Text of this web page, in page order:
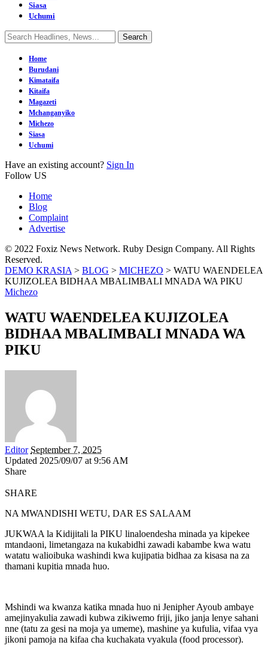
Siasa
Uchumi
Home
Burudani
Kimataifa
Kitaifa
Magazeti
Mchanganyiko
Michezo
Siasa
Uchumi
Have an existing account? Sign In
Follow US
Home
Blog
Complaint
Advertise
© 2022 Foxiz News Network. Ruby Design Company. All Rights
Reserved.
DEMO KRASIA > BLOG > MICHEZO > WATU WAENDELEA
KUJIZOLEA BIDHAA MBALIMBALI MNADA WA PIKU
Michezo
WATU WAENDELEA KUJIZOLEA
BIDHAA MBALIMBALI MNADA WA
PIKU
Editor September 7, 2025
Updated 2025/09/07 at 9:56 AM
Share
SHARE
NA MWANDISHI WETU, DAR ES SALAAM
JUKWAA la Kidijitali la PIKU linaloendesha minada ya kipekee
mtandaoni, limetangaza na kukabidhi zawadi kabambe kwa watu
watatu walioibuka washindi kwa kujipatia bidhaa za kisasa na za
thamani kupitia mnada huo.
Mshindi wa kwanza katika mnada huo ni Jenipher Ayoub ambaye
amejinyakulia zawadi kubwa zikiwemo friji, jiko janja lenye sahani
nne (tatu za gesi na moja ya umeme), mashine ya kufulia, vifaa vya
jikoni pamoja na kifaa cha kuchakata vyakula (food processor).